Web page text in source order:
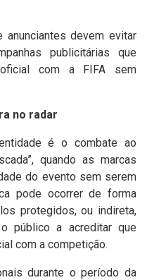
devem evitar
publicitárias que
com a FIFA sem
no radar
é o combate ao
quando as marcas
do evento sem serem
pode ocorrer de forma
protegidos, ou indireta,
público a acreditar que
com a competição.
durante o período da